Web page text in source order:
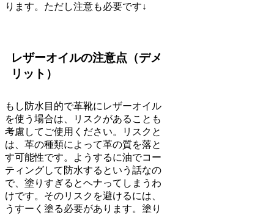
ります。ただし注意も必要です↓
レザーオイルの注意点（デメ
リット）
もし防水目的で革靴にレザーオイル
を使う場合は、リスクがあることも
考慮してご使用ください。リスクと
は、革の種類によって革の質を落と
す可能性です。ようするに油でコー
ティングして防水するという話なの
で、塗りすぎるとヘナってしまうわ
けです。そのリスクを避けるには、
うすーく塗る必要があります。塗り